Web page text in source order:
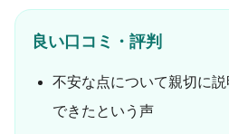
良い口コミ・評判
不安な点について親切に
できたという声